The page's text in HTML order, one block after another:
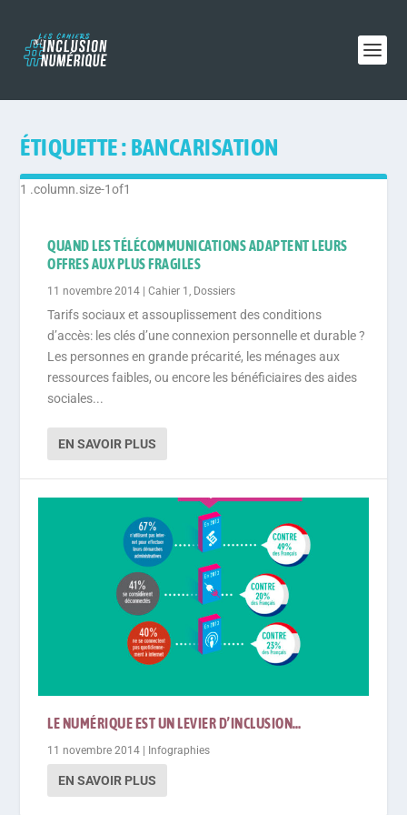
ÉTIQUETTE : BANCARISATION
QUAND LES TÉLÉCOMMUNICATIONS ADAPTENT LEURS
OFFRES AUX PLUS FRAGILES
11 novembre 2014 |Cahier 1, Dossiers
Tarifs sociaux et assouplissement des conditions
d’accès: les clés d’une connexion personnelle et durable ?
Les personnes en grande précarité, les ménages aux
ressources faibles, ou encore les bénéficiaires des aides
sociales...
EN SAVOIR PLUS
LE NUMÉRIQUE EST UN LEVIER D’INCLUSION…
11 novembre 2014 | Infographies
EN SAVOIR PLUS